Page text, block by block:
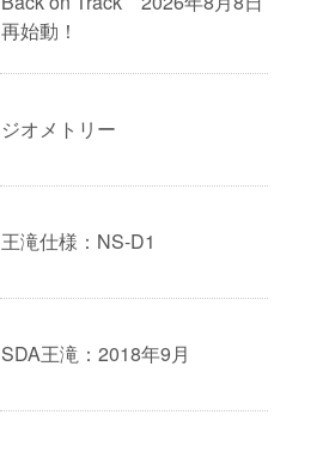
再始動！
ジオメトリー
王滝仕様：NS-D1
SDA王滝：2018年9月